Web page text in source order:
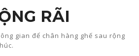
RÃI​
gian để chân hàng ghế sau rộng